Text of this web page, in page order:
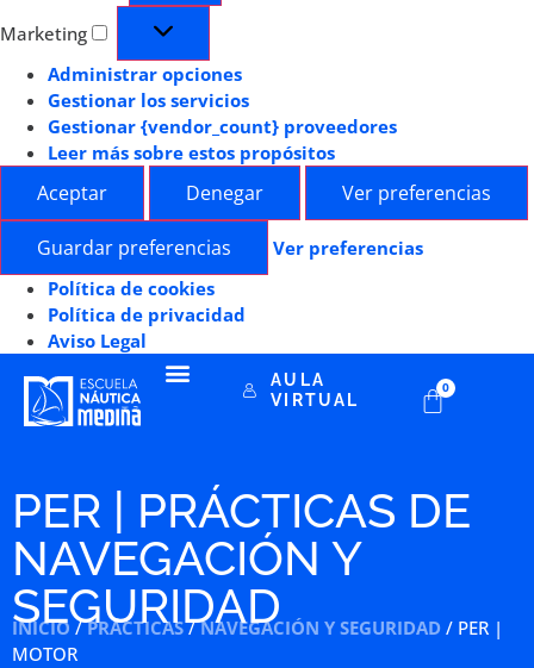
Marketing
Administrar opciones
Gestionar los servicios
Gestionar {vendor_count} proveedores
Leer más sobre estos propósitos
Aceptar Denegar Ver preferencias
Guardar preferencias
Ver preferencias
Política de cookies
Política de privacidad
Aviso Legal
AULA
VIRTUAL
0
PER | PRÁCTICAS DE
NAVEGACIÓN Y
SEGURIDAD
INICIO /PRÁCTICAS/NAVEGACIÓN Y SEGURIDAD / PER |
MOTOR